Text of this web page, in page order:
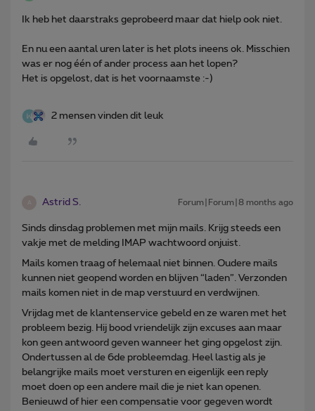
Ik heb het daarstraks geprobeerd maar dat hielp ook niet.
En nu een aantal uren later is het plots ineens ok. Misschien
was er nog één of ander process aan het lopen?
Het is opgelost, dat is het voornaamste :-)
2 mensen vinden dit leuk
Astrid S. Forum|Forum|8 months ago
Sinds dinsdag problemen met mijn mails. Krijg steeds een
vakje met de melding IMAP wachtwoord onjuist.
Mails komen traag of helemaal niet binnen. Oudere mails
kunnen niet geopend worden en blijven “laden”. Verzonden
mails komen niet in de map verstuurd en verdwijnen.
Vrijdag met de klantenservice gebeld en ze waren met het
probleem bezig. Hij bood vriendelijk zijn excuses aan maar
kon geen antwoord geven wanneer het ging opgelost zijn.
Ondertussen al de 6de probleemdag. Heel lastig als je
belangrijke mails moet versturen en eigenlijk een reply
moet doen op een andere mail die je niet kan openen.
Benieuwd of hier een compensatie voor gegeven wordt